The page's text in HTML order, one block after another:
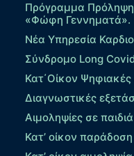
Πρόγραμμα
«Φώφη Γεννηματά».
Νέα Υπηρεσία
Σύνδρομο Long
Κατ΄Οίκον Ψηφιακές
Διαγνωστικές
Αιμοληψίες σε
Κατ’ οίκον